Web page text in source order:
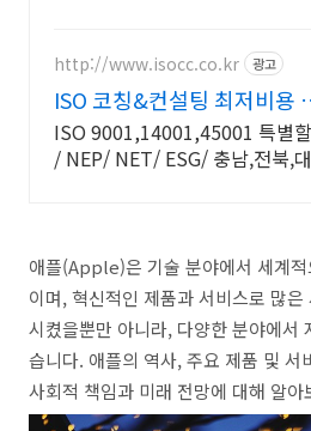
http://www.isocc.co.kr 광고
ISO 코칭&컨설팅 최저비용
단기간 최고서비스
ISO 9001,14001,45001 특별
/ NEP/ NET/ ESG/ 충남,전북,
애플(Apple)은 기술 분야에서 세계
이며, 혁신적인 제품과 서비스로 많
시켰을뿐만 아니라, 다양한 분야에서
습니다. 애플의 역사, 주요 제품 및 서
사회적 책임과 미래 전망에 대해 알아